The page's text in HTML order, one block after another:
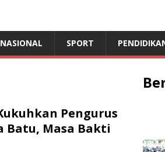
NASIONAL SPORT
Pengurus
Batu, Masa Bakti